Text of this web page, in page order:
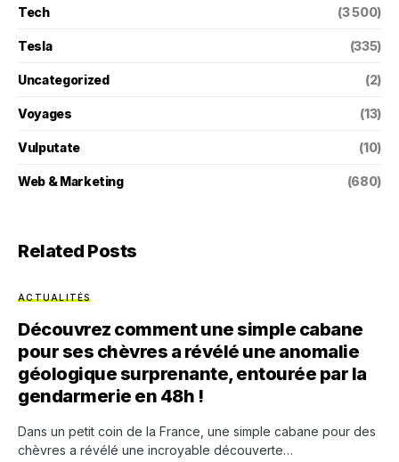
Tech (3 500)
Tesla (335)
Uncategorized (2)
Voyages (13)
Vulputate (10)
Web & Marketing (680)
Related Posts
ACTUALITÉS
Découvrez comment une simple cabane
pour ses chèvres a révélé une anomalie
géologique surprenante, entourée par la
gendarmerie en 48h !
Dans un petit coin de la France, une simple cabane pour des
chèvres a révélé une incroyable découverte…